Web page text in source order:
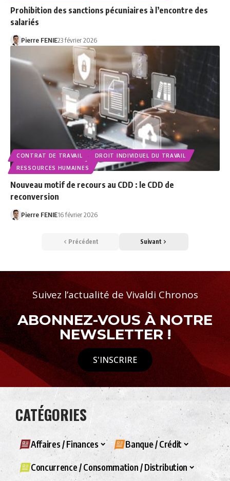
Prohibition des sanctions pécuniaires à l’encontre des
salariés
Pierre FENIE23 février 2026
CONTRAT DE TRAVAIL
DROIT INDIVIDUEL DU TRAVAIL
RESSOURCES HUMAINES
Nouveau motif de recours au CDD : le CDD de
reconversion
Pierre FENIE16 février 2026
Précédent Suivant
Suivez l’actualité de Vivaldi Chronos
ABONNEZ-VOUS À NOTRE
NEWSLETTER !
S'INSCRIRE
CATÉGORIES
Affaires / Finances Banque / Crédit
Concurrence / Consommation / Distribution